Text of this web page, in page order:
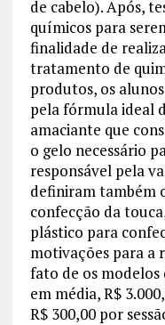
de cabelo). Após,
químicos para
finalidade de
tratamento de
produtos, os
pela fórmula ideal
amaciante que
o gelo necessário
responsável pela
definiram também
confecção da
plástico para
motivações para a
fato de os
em média, R$
R$ 300,00 por